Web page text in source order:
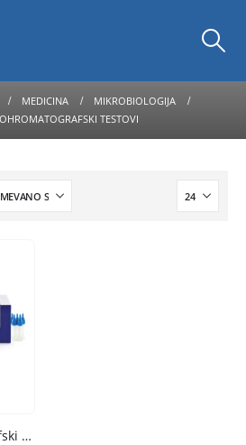
MEDICINA
MIKROBIOLOGIJA
TESTOVI
Brzi imunohromatografski testovi – Certest